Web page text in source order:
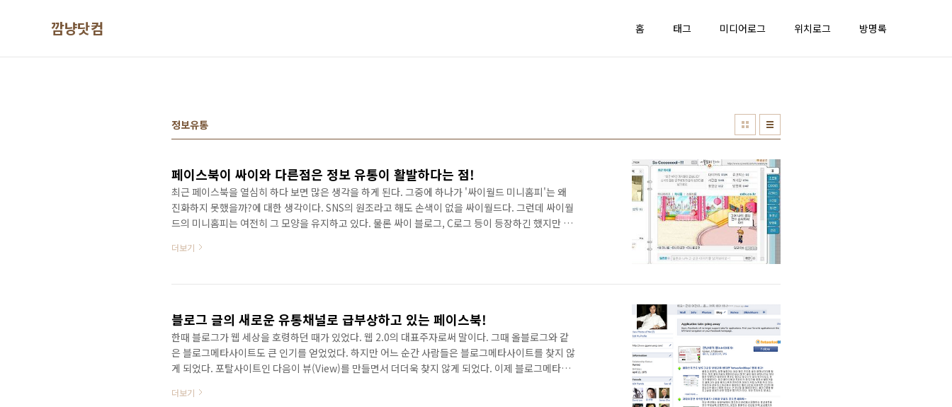
깜냥닷컴 홈 태그 미디어로그 위치로그 방명록
정보유통
페이스북이 싸이와 다른점은 정보 유통이 활발하다는 점!
최근 페이스북을 열심히 하다 보면 많은 생각을 하게 된다. 그중에 하나가 '싸이월드 미니홈피'는 왜
진화하지 못했을까?에 대한 생각이다. SNS의 원조라고 해도 손색이 없을 싸이월드다. 그런데 싸이월
드의 미니홈피는 여전히 그 모양을 유지하고 있다. 물론 싸이 블로그, C로그 등이 등장하긴 했지만 여
우쳐 있었던 것 같다. 페이스북을 보면 확연히 이해할 수 있다. 지금의 페이스북은 개인의 일상을 공유
올리고 있으며 인적 네트워크를 타고 유통되고 확산되고 있다. 하지만 싸이는? 여전히 사진을 올리고
더보기
블로그 글의 새로운 유통채널로 급부상하고 있는 페이스북!
한때 블로그가 웹 세상을 호령하던 때가 있었다. 웹 2.0의 대표주자로써 말이다. 그때 올블로그와 같
은 블로그메타사이트도 큰 인기를 얻었었다. 하지만 어느 순간 사람들은 블로그메타사이트를 찾지 않
게 되었다. 포탈사이트인 다음이 뷰(View)를 만들면서 더더욱 찾지 않게 되었다. 이제 블로그메타사
로그와이드도 마찬가지다. 현재는 명맥만 유지하고 있다.(물론 변신을 꽤할 것이다. 조만간...) 올블로
더보기